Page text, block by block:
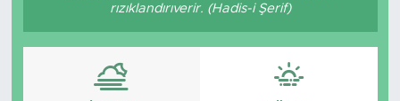
rızıklandırıverir. (Hadis-i Şerif)